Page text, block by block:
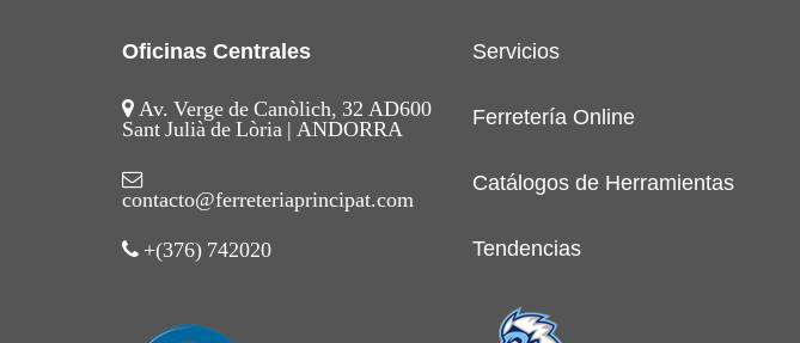
Oficinas Centrales
Av. Verge de Canòlich, 32 AD600
Sant Julià de Lòria | ANDORRA
contacto@ferreteriaprincipat.com
+(376) 742020
Servicios
Ferretería Online
Catálogos de Herramientas
Tendencias